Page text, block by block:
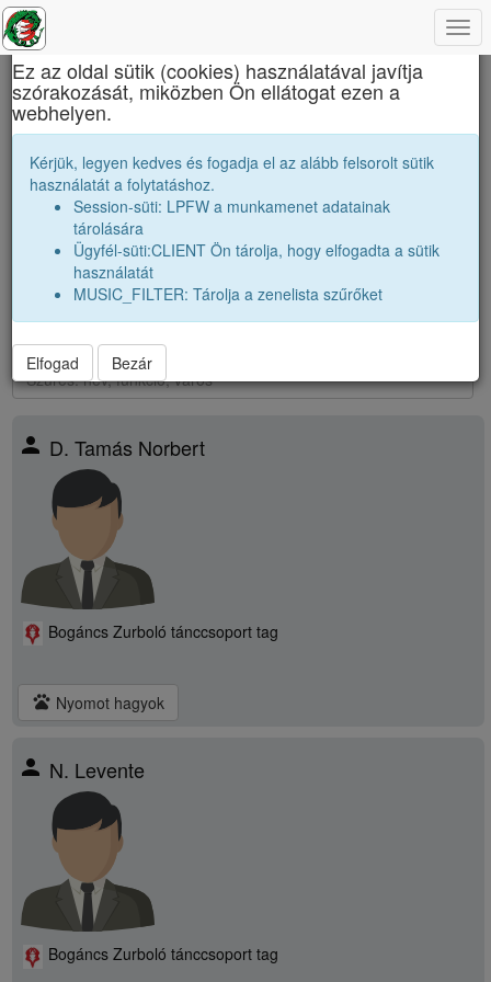
Báthory István Elméleti Líceum
Osztálytársak
Névsor bővítése új véndiákkal
Véndiákok száma:2
nagyobbak |2004 12A 2004 12B
párhuzamos|2005 12A
kissebbek |2006 12A|2006 12B|2006 12C |2006 12D
12K|
person D. Tamás Norbert
Bogáncs Zurboló tánccsoport tag
pets Nyomot hagyok
person N. Levente
Bogáncs Zurboló tánccsoport tag
×
Ez az oldal sütik (cookies) használatával javítja
szórakozását, miközben Ön ellátogat ezen a
webhelyen.
Kérjük, legyen kedves és fogadja el az alább felsorolt sütik
használatát a folytatáshoz.
Session-süti: LPFW a munkamenet adatainak
tárolására
Ügyfél-süti:CLIENT Ön tárolja, hogy elfogadta a sütik
használatát
MUSIC_FILTER: Tárolja a zenelista szűrőket
Elfogad Bezár